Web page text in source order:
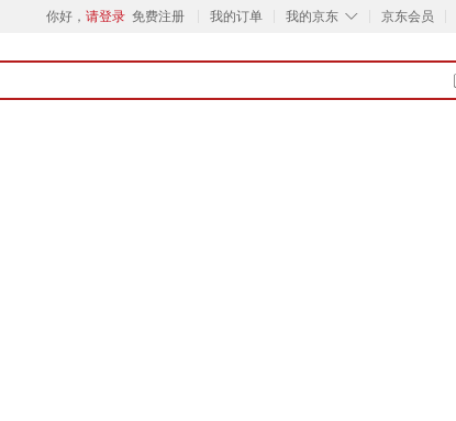
你好， 请登录 免费注册 我的订单 ◇
我的京东 京东会员